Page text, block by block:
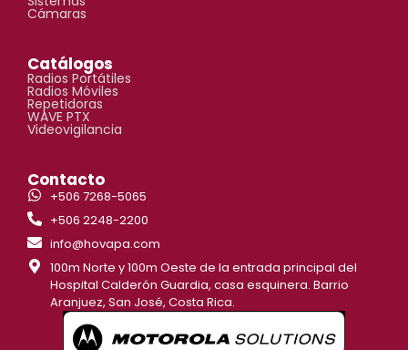
Cámaras
Catálogos
Radios Portátiles
Radios Móviles
Repetidoras
WAVE PTX
Videovigilancia
Contacto
+506 7268-5065
+506 2248-2200
info@hovapa.com
100m Norte y 100m Oeste de la entrada principal del
Hospital Calderón Guardia, casa esquinera. Barrio
Aranjuez, San José, Costa Rica.